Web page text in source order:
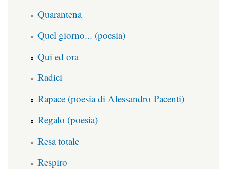
Quarantena
Quel giorno... (poesia)
Qui ed ora
Radici
Rapace (poesia di Alessandro Pacenti)
Regalo (poesia)
Resa totale
Respiro